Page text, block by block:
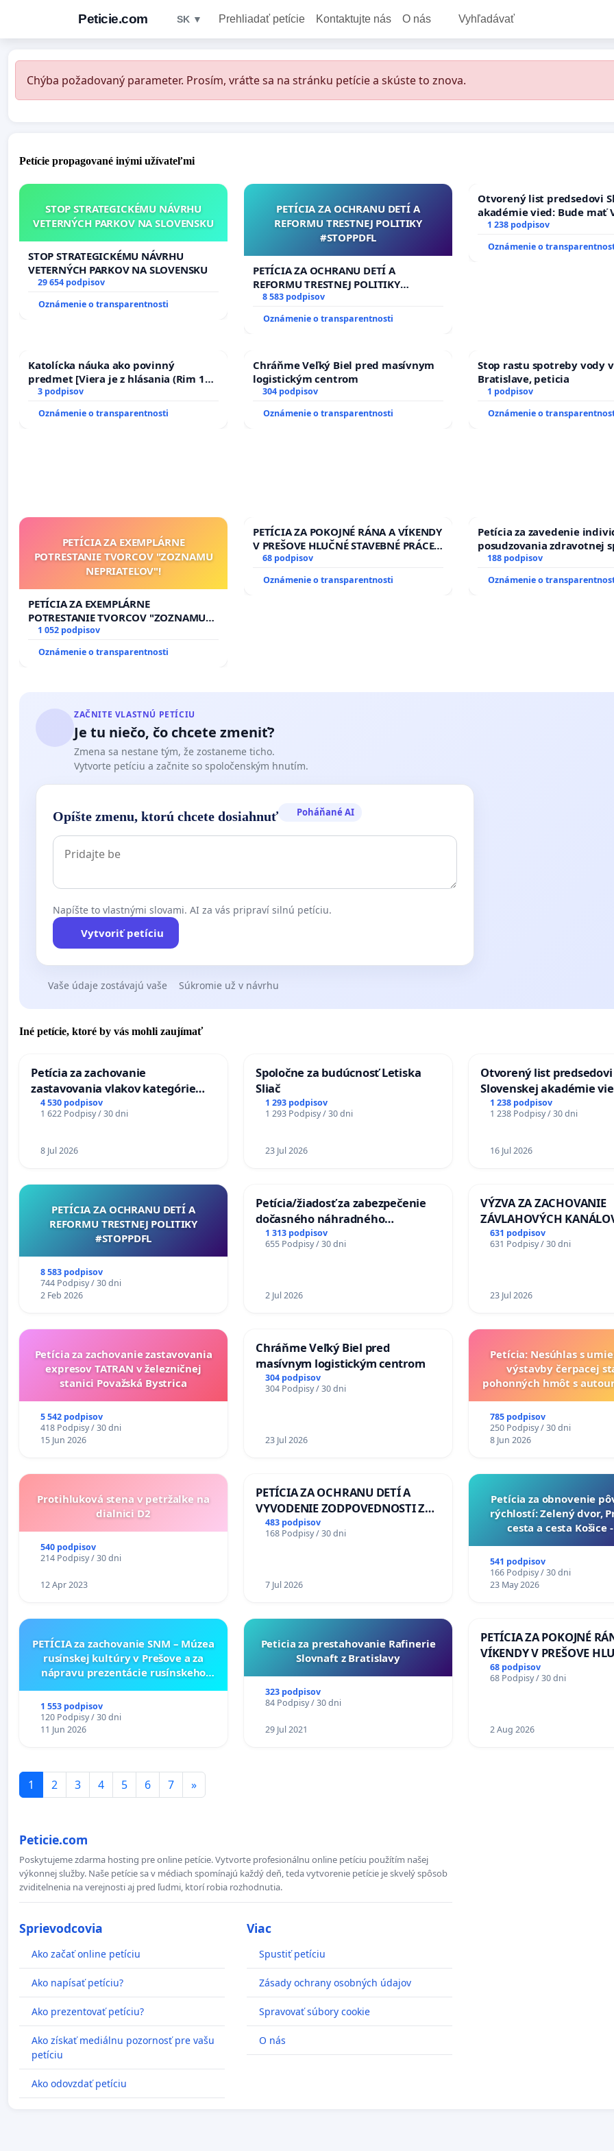
Peticie.com SK ▼ Prehliadať petície Kontaktujte nás O nás Vyhľadávať
Chýba požadovaný parameter. Prosím, vráťte sa na stránku petície a skúste to znova.
Petície propagované inými užívateľmi
STOP STRATEGICKÉMU NÁVRHU
VETERNÝCH PARKOV NA SLOVENSKU
STOP STRATEGICKÉMU NÁVRHU
VETERNÝCH PARKOV NA SLOVENSKU
29 654 podpisov
Oznámenie o transparentnosti
PETÍCIA ZA OCHRANU DETÍ A
REFORMU TRESTNEJ POLITIKY
#STOPPDFL
PETÍCIA ZA OCHRANU DETÍ A
REFORMU TRESTNEJ POLITIKY
#STOPPDFL
8 583 podpisov
Oznámenie o transparentnosti
Otvorený list predsedovi
akadémie vied: Bude mať
Slovenska 2040 mravnú
1 238 podpisov
Oznámenie o
Katolícka náuka ako povinný
predmet [Viera je z hlásania (Rim 10,
17)]
3 podpisov
Oznámenie o transparentnosti
Chráňme Veľký Biel pred masívnym
logistickým centrom
304 podpisov
Oznámenie o transparentnosti
Stop rastu spotreby vody v
Bratislave, peticia
1 podpisov
Oznámenie o
PETÍCIA ZA EXEMPLÁRNE
POTRESTANIE TVORCOV "ZOZNAMU
NEPRIATEĽOV"!
PETÍCIA ZA EXEMPLÁRNE
POTRESTANIE TVORCOV "ZOZNAMU
NEPRIATEĽOV"!
1 052 podpisov
Oznámenie o transparentnosti
PETÍCIA ZA POKOJNÉ RÁNA A VÍKENDY
V PREŠOVE HLUČNÉ STAVEBNÉ PRÁCE
V SOBOTU LEN OD 9.00 DO 13.00
HOD., CEZ PRACOVNÝ TÝŽDEŇ CIEĽ
8.00 – 18.00 HOD. A PRAVIDELNÁ
68 podpisov
Oznámenie o transparentnosti
Petícia za zavedenie
posudzovania zdravotnej
osôb s diabetom 1. a 2.
prijímaní do Policajného
188 podpisov
Oznámenie o
ZAČNITE VLASTNÚ PETÍCIU
Je tu niečo, čo chcete zmeniť?
Zmena sa nestane tým, že zostaneme ticho.
Vytvorte petíciu a začnite so spoločenským hnutím.
Opíšte zmenu, ktorú chcete dosiahnuť Poháňané AI
Napíšte to vlastnými slovami. AI za vás pripraví silnú petíciu.
Vytvoriť petíciu
Vaše údaje zostávajú vaše Súkromie už v návrhu
Iné petície, ktoré by vás mohli zaujímať
Petícia za zachovanie
zastavovania vlakov kategórie
Expres (Ex) TATRAN v železničnej
stanici Púchov
4 530 podpisov
1 622 Podpisy / 30 dni
8 Jul 2026
Spoločne za budúcnosť Letiska
Sliač
1 293 podpisov
1 293 Podpisy / 30 dni
23 Jul 2026
Otvorený list predsedovi
Slovenskej akadémie
mať Vízia Slovenska
chrbticu?
1 238 podpisov
1 238 Podpisy / 30 dni
16 Jul 2026
PETÍCIA ZA OCHRANU DETÍ A
REFORMU TRESTNEJ POLITIKY
#STOPPDFL
8 583 podpisov
744 Podpisy / 30 dni
2 Feb 2026
Petícia/žiadosť za zabezpečenie
dočasného náhradného
premostenia Váhu počas úplnej
uzávery Vážskeho mosta v
1 313 podpisov
655 Podpisy / 30 dni
2 Jul 2026
VÝZVA ZA ZACHOVANIE
ZÁVLAHOVÝCH
VÝLUČNOM
KONTROLOU
a odvodňovacích
631 podpisov
631 Podpisy / 30 dni
23 Jul 2026
Petícia za zachovanie zastavovania
expresov TATRAN v železničnej
stanici Považská Bystrica
5 542 podpisov
418 Podpisy / 30 dni
15 Jun 2026
Chráňme Veľký Biel pred
masívnym logistickým centrom
304 podpisov
304 Podpisy / 30 dni
23 Jul 2026
Petícia: Nesúhlas s
výstavby čerpacej
pohonných hmôt s
Grob - Čierna
785 podpisov
250 Podpisy / 30 dni
8 Jun 2026
Protihluková stena v petržalke na
dialnici D2
540 podpisov
214 Podpisy / 30 dni
12 Apr 2023
PETÍCIA ZA OCHRANU DETÍ A
VYVODENIE ZODPOVEDNOSTI ZA
DLHOROČNÚ NEČINNOSŤ A
ZLYHANIE ŠTÁTU
483 podpisov
168 Podpisy / 30 dni
7 Jul 2026
​Petícia za obnovenie
rýchlostí: Zelený dvor,
cesta a cesta Košice
541 podpisov
166 Podpisy / 30 dni
23 May 2026
PETÍCIA za zachovanie SNM – Múzea
rusínskej kultúry v Prešove a za
nápravu prezentácie rusínskeho
Múzeu ukrajinskej kultúry vo
Svidníku
1 553 podpisov
120 Podpisy / 30 dni
11 Jun 2026
Peticia za prestahovanie Rafinerie
Slovnaft z Bratislavy
323 podpisov
84 Podpisy / 30 dni
29 Jul 2021
PETÍCIA ZA POKOJNÉ
VÍKENDY V PREŠOVE
STAVEBNÉ PRÁCE V
OD 9.00 DO 13.00 HOD.,
KONTROLA STAVBY C-
68 podpisov
68 Podpisy / 30 dni
2 Aug 2026
1 2 3 4 5 6 7 »
Peticie.com
Poskytujeme zdarma hosting pre online petície. Vytvorte profesionálnu online petíciu použítím našej
výkonnej služby. Naše petície sa v médiach spomínajú každý deň, teda vytvorenie petície je skvelý spôsob
zviditelnenia na verejnosti aj pred ľudmi, ktorí robia rozhodnutia.
Sprievodcovia
Ako začať online petíciu
Ako napísať petíciu?
Ako prezentovať petíciu?
Ako získať mediálnu pozornosť pre vašu
petíciu
Ako odovzdať petíciu
Viac
Spustiť petíciu
Zásady ochrany osobných údajov
Spravovať súbory cookie
O nás